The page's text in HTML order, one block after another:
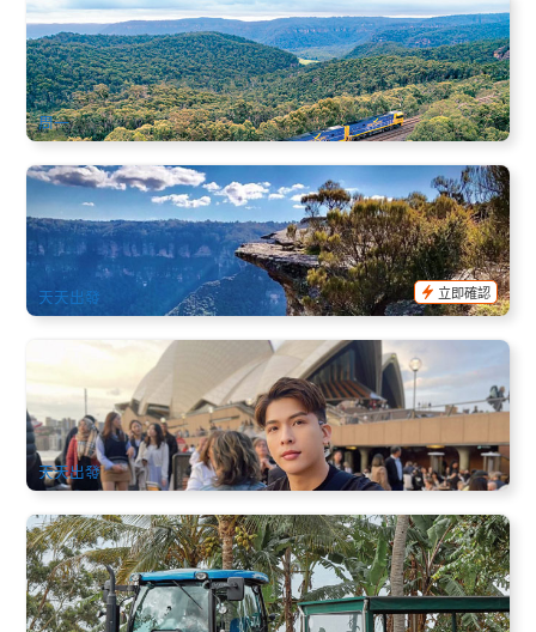
印度太平洋火車(Indian Pacific)：阿德萊德→悉尼2天2晚全景
豪華鐵路探險一票全包式鐵路遊體驗+豪華臥舖+全程餐飲 | 阿
德萊德出發(英文)
171 已預訂
AUD $1,967.00 $1,990.00
ADL10780
周一
藍山全日探險行程＋瀑布自然步道健行｜含午餐 (英文)
54 已預訂
AUD 115.00 120.00
SYD04521
天天出發
立即確認
悉尼歌劇院 | 景觀餐廳美食+入內參觀導覽 (中文導覽)
559 已預訂
AUD $91.00
SYD04279
天天出發
熱帶水果世界 門票及農場之旅 | Tropical Fruit World Farm
Tour (黃金海岸 / 新南威爾斯州)
701 已預訂
AUD $64.00 $78.00
OOL01284